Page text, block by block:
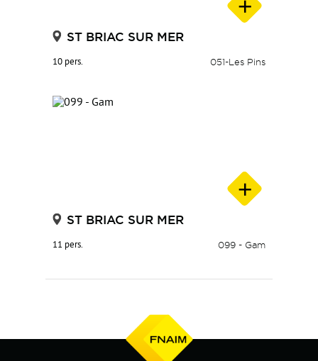
ST BRIAC SUR MER
10 pers. 051-Les Pins
ST BRIAC SUR MER
11 pers. 099 - Gam